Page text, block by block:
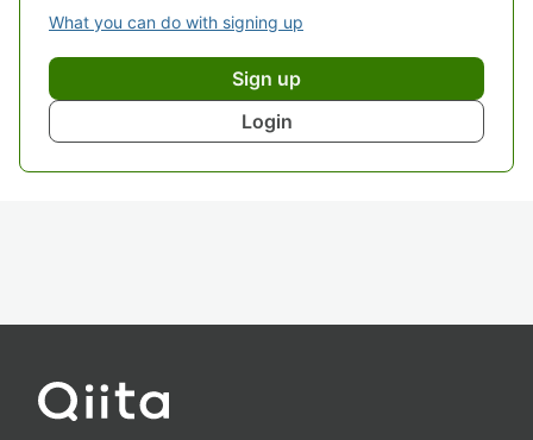
What you can do with signing up
Sign up
Login